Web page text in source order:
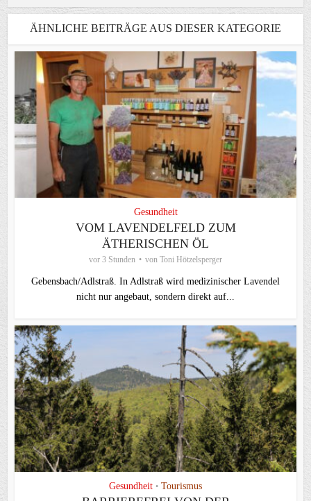
ÄHNLICHE BEITRÄGE AUS DIESER KATEGORIE
Gesundheit
VOM LAVENDELFELD ZUM
ÄTHERISCHEN ÖL
vor 3 Stunden von Toni Hötzelsperger
Gebensbach/Adlstraß. In Adlstraß wird medizinischer Lavendel
nicht nur angebaut, sondern direkt auf...
Gesundheit • Tourismus